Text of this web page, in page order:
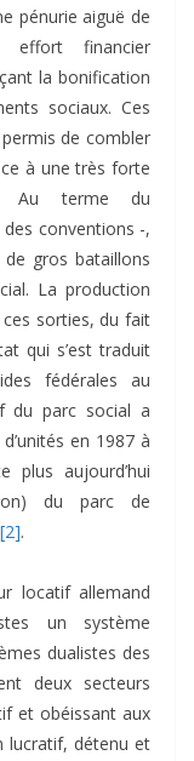
pénurie aiguë de
effort financier
la bonification
sociaux. Ces
de combler
à une très forte
Au terme du
conventions -,
gros bataillons
La production
ces sorties, du fait
qui s’est traduit
fédérales au
du parc social a
en 1987 à
plus aujourd’hui
du parc de
[2].
locatif allemand
un système
dualistes des
deux secteurs
et obéissant aux
lucratif, détenu et